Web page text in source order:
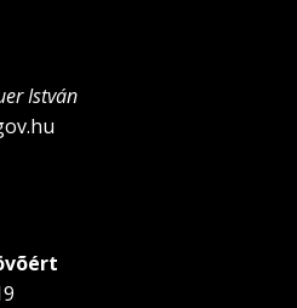
István